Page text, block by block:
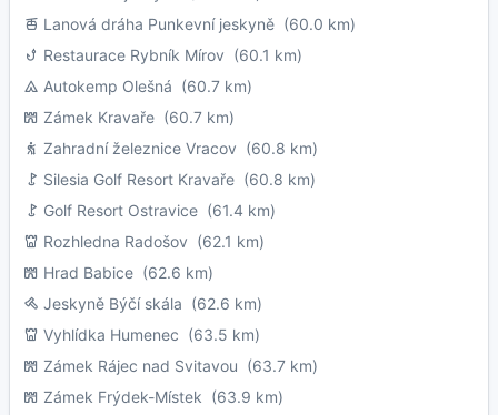
Lanová dráha Punkevní jeskyně (60.0 km)
Restaurace Rybník Mírov (60.1 km)
Autokemp Olešná (60.7 km)
Zámek Kravaře (60.7 km)
Zahradní železnice Vracov (60.8 km)
Silesia Golf Resort Kravaře (60.8 km)
Golf Resort Ostravice (61.4 km)
Rozhledna Radošov (62.1 km)
Hrad Babice (62.6 km)
Jeskyně Býčí skála (62.6 km)
Vyhlídka Humenec (63.5 km)
Zámek Rájec nad Svitavou (63.7 km)
Zámek Frýdek-Místek (63.9 km)